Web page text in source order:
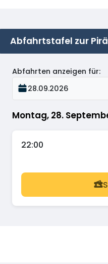
Abfahrtstafel zur
Montag, 28.
Abfahrten anzeigen für:
28.09.2026
22:00